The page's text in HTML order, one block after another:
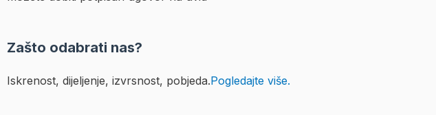
Zašto odabrati nas?
Iskrenost, dijeljenje, izvrsnost, pobjeda.Pogledajte više.